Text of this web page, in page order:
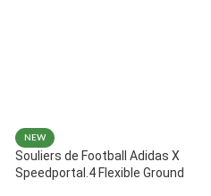
NEW
Souliers de Football Adidas X
Speedportal.4 Flexible Ground